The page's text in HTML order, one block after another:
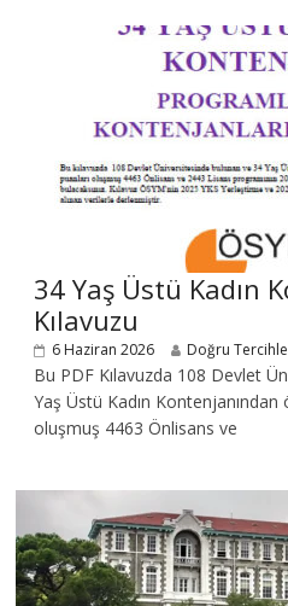
34 Yaş Üstü Kadın
Kılavuzu
6 Haziran 2026 Doğru
Bu PDF Kılavuzda 108 Devlet
Yaş Üstü Kadın Kontenjanından
oluşmuş 4463 Önlisans ve